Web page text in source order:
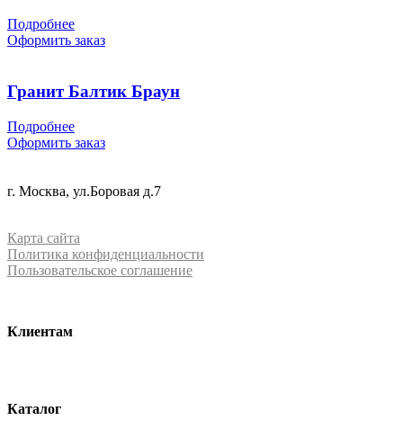
Подробнее
Оформить заказ
Гранит Балтик Браун
Подробнее
Оформить заказ
г. Москва, ул.Боровая д.7
Карта сайта
Политика конфиденциальности
Пользовательское соглашение
Клиентам
Каталог